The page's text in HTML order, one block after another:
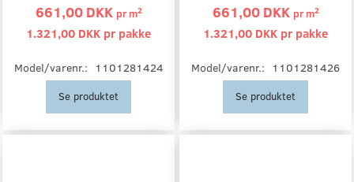
661,00 DKK prm2
1.321,00 DKK pr pakke
Model/varenr.: 1101281424
Se produktet
661,00 DKK prm2
1.321,00 DKK pr pakke
Model/varenr.: 1101281426
Se produktet